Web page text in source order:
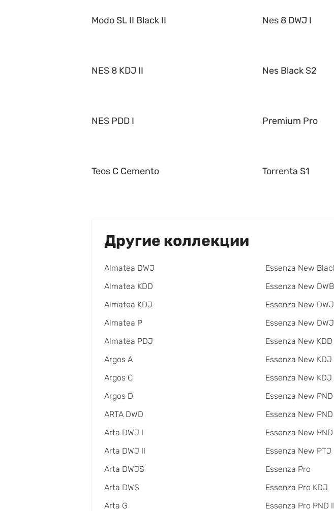
Modo SL II Black II Nes 8 DWJ I
NES 8 KDJ II Nes Black S2
NES PDD I Premium Pro
Teos C Cemento Torrenta S1
Другие коллекции
Almatea DWJ
Almatea KDD
Almatea KDJ
Almatea P
Almatea PDJ
Argos A
Argos C
Argos D
ARTA DWD
Arta DWJ I
Arta DWJ II
Arta DWJS
Arta DWS
Arta G
Essenza New
Essenza New DWB
Essenza New DWJ
Essenza New
Essenza New KDD
Essenza New KDJ
Essenza New KDJ
Essenza New PND
Essenza New PND
Essenza New PND
Essenza New PTJ
Essenza Pro
Essenza Pro KDJ
Essenza Pro PND II